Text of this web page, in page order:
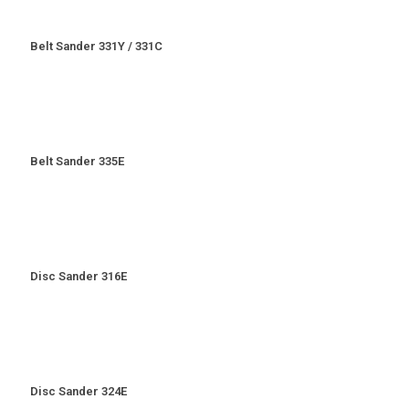
Belt Sander 331Y / 331C
Belt Sander 335E
Disc Sander 316E
Disc Sander 324E